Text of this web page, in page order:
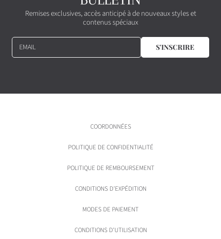
Remises exclusives, accès anticipé à de nouveaux styles et
contenus spéciaux
EMAIL S'INSCRIRE
COORDONNÉES
POLITIQUE DE CONFIDENTIALITÉ
POLITIQUE DE REMBOURSEMENT
CONDITIONS D'EXPÉDITION
MODES DE PAIEMENT
CONDITIONS D'UTILISATION